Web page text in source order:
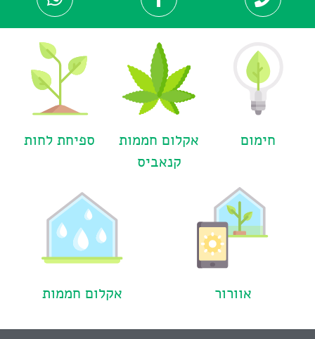
חימום
אקלום חממות
קנאביס​
ספיחת לחות
אוורור אקלום חממות